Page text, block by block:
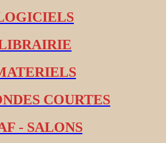
COURTES
- SALONS